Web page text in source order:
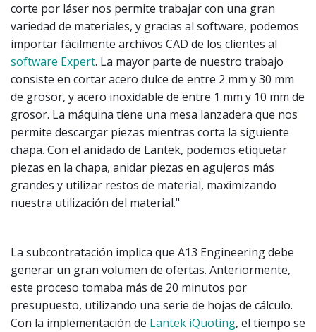
corte por láser nos permite trabajar con una gran
variedad de materiales, y gracias al software, podemos
importar fácilmente archivos CAD de los clientes al
software Expert. La mayor parte de nuestro trabajo
consiste en cortar acero dulce de entre 2 mm y 30 mm
de grosor, y acero inoxidable de entre 1 mm y 10 mm de
grosor. La máquina tiene una mesa lanzadera que nos
permite descargar piezas mientras corta la siguiente
chapa. Con el anidado de Lantek, podemos etiquetar
piezas en la chapa, anidar piezas en agujeros más
grandes y utilizar restos de material, maximizando
nuestra utilización del material."
La subcontratación implica que A13 Engineering debe
generar un gran volumen de ofertas. Anteriormente,
este proceso tomaba más de 20 minutos por
presupuesto, utilizando una serie de hojas de cálculo.
Con la implementación de Lantek iQuoting, el tiempo se